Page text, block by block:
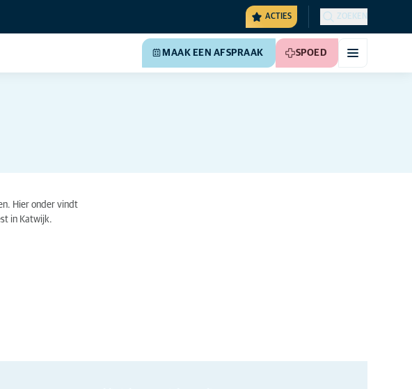
ACTIES ZOEKEN
MAAK EEN AFSPRAAK SPOED
Hier onder vindt
in Katwijk.